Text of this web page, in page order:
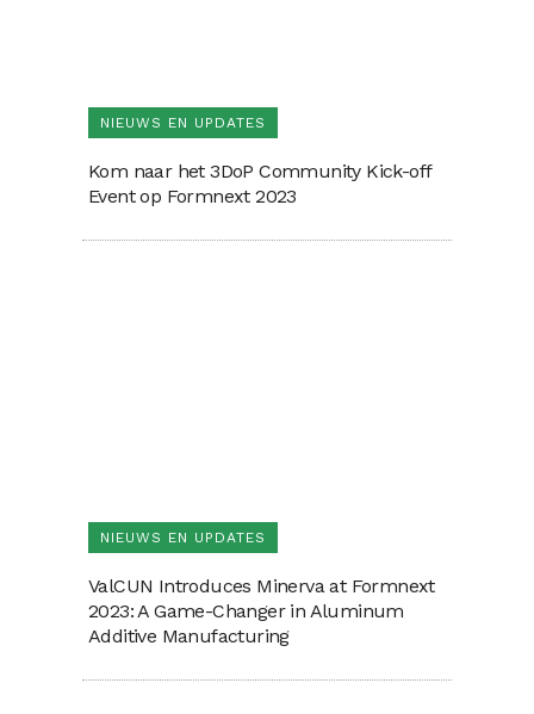
NIEUWS EN UPDATES
Kom naar het 3DoP Community Kick-off
Event op Formnext 2023
NIEUWS EN UPDATES
ValCUN Introduces Minerva at Formnext
2023: A Game-Changer in Aluminum
Additive Manufacturing